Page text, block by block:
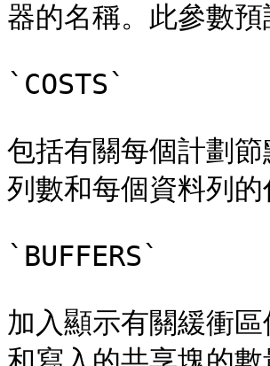
器的名稱。此參數
`COSTS`
包括有關每個計劃
列數和每個資料列
`BUFFERS`
加入顯示有關緩衝